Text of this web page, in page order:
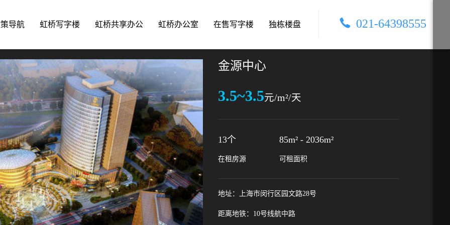
导航 虹桥写字楼 虹桥共享办公 虹桥办公室 在售写字楼 独栋楼盘 021-64398555
金源中心
3.5~3.5元/m²/天
13个 85m² - 2036m²
在租房源 可租面积
地址：上海市闵行区园文路28号
距离地铁：10号线航中路